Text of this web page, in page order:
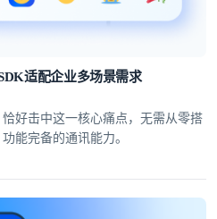
适配企业多场景需求
好击中这一核心痛点，无需从零搭
能完备的通讯能力。​
提交